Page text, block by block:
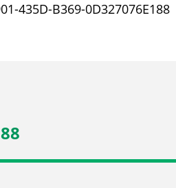
435D-B369-0D327076E188